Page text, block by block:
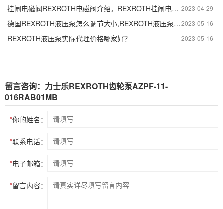
2023-04-29
挂闸电磁阀REXROTH电磁阀介绍。REXROTH挂闸电磁阀特点及作用。
2023-05-16
德国REXROTH液压泵怎么调节大小,REXROTH液压泵压力调整方法。
2023-05-16
REXROTH液压泵实际代理价格哪家好？
留言咨询：力士乐REXROTH齿轮泵AZPF-11-
016RAB01MB
*你的姓名：
*联系电话：
*电子邮箱：
*留言内容：